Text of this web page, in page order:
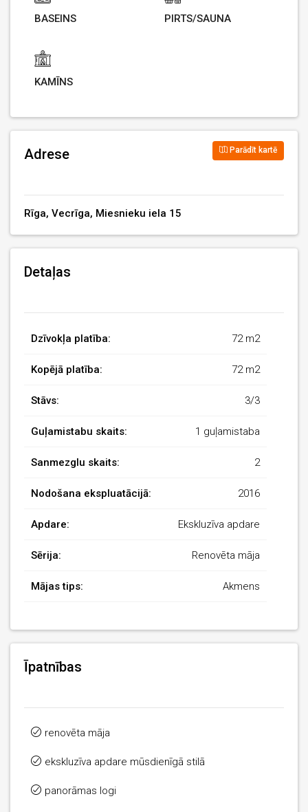
BASEINS PIRTS/SAUNA
KAMĪNS
Adrese Parādīt kartē
Rīga, Vecrīga, Miesnieku iela 15
Detaļas
Dzīvokļa platība: 72 m2
Kopējā platība: 72 m2
Stāvs: 3/3
Guļamistabu skaits: 1 guļamistaba
Sanmezglu skaits: 2
Nodošana ekspluatācijā: 2016
Apdare: Ekskluzīva apdare
Sērija: Renovēta māja
Mājas tips: Akmens
Īpatnības
renovēta māja
ekskluzīva apdare mūsdienīgā stilā
panorāmas logi